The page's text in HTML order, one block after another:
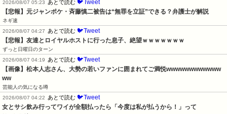
2026/08/07 05:23 あとで読む 🐦Tweet
【悲報】元ジャンポケ・斉藤慎二被告は“無罪を立証”できる？弁護士が解説
ネギ速
2026/08/07 04:27
あとで読む 🐦Tweet
【悲報】友達とロイヤルホストに行った息子、絶望ｗｗｗｗｗｗｗ
ずっと日曜日のターン
2026/08/07 04:19
あとで読む 🐦Tweet
【画像】松本人志さん、大勢の若いファンに囲まれてご満悦wwwwwwwwwwww
ww
芸能人の気になる噂
2026/08/07 04:22
あとで読む 🐦Tweet
女とサシ飲み行ってワイが全額払ったら「今度は私が払うから！」って